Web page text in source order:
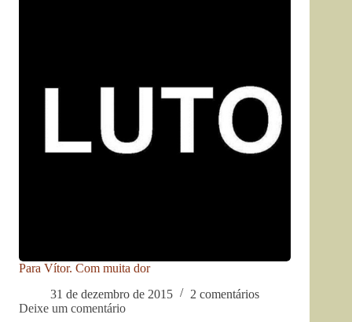
Para Vítor. Com muita dor
31 de dezembro de 2015
2 comentários
Deixe um comentário